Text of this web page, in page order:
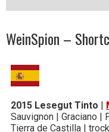
WeinSpion –
2015 Lesegut Tinto |
Sauvignon | Graciano |
Tierra de Castilla |